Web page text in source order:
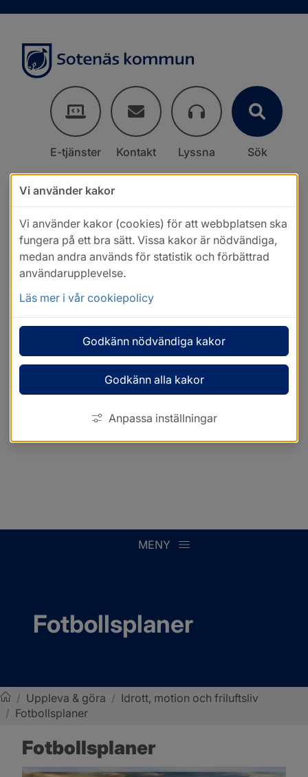
E-tjänster Kontakt Lyssna Sök
MENY
Fotbollsplaner
Sotenäs kommun
/ Uppleva & göra / Idrott, motion och friluftsliv
/ Fotbollsplaner
Fotbollsplaner
Vi använder kakor
Vi använder kakor (cookies) för att webbplatsen ska
fungera på ett bra sätt. Vissa kakor är nödvändiga,
medan andra används för statistik och förbättrad
användarupplevelse.
Läs mer i vår cookiepolicy
Godkänn nödvändiga kakor
Godkänn alla kakor
Anpassa inställningar